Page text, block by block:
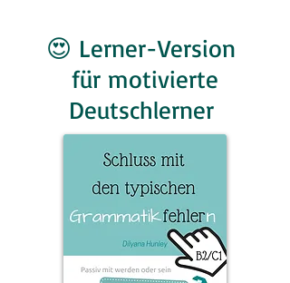
😍 Lerner-Version
für motivierte
Deutschlerner